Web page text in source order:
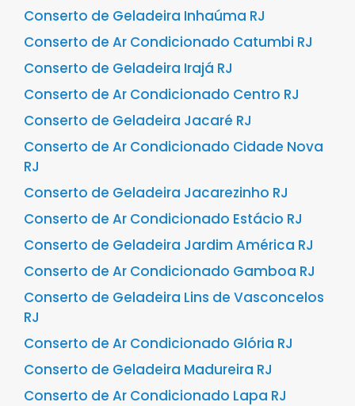
Conserto de Geladeira Inhaúma RJ
Conserto de Ar Condicionado Catumbi RJ
Conserto de Geladeira Irajá RJ
Conserto de Ar Condicionado Centro RJ
Conserto de Geladeira Jacaré RJ
Conserto de Ar Condicionado Cidade Nova
RJ
Conserto de Geladeira Jacarezinho RJ
Conserto de Ar Condicionado Estácio RJ
Conserto de Geladeira Jardim América RJ
Conserto de Ar Condicionado Gamboa RJ
Conserto de Geladeira Lins de Vasconcelos
RJ
Conserto de Ar Condicionado Glória RJ
Conserto de Geladeira Madureira RJ
Conserto de Ar Condicionado Lapa RJ